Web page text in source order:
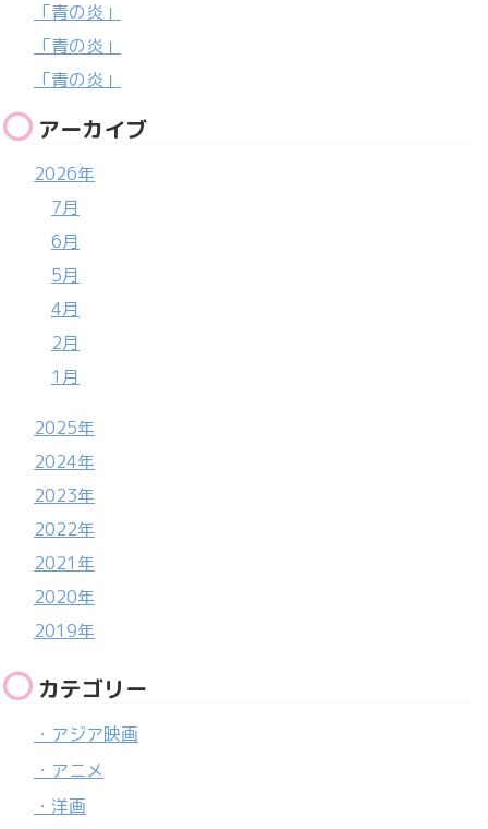
「青の炎」
「青の炎」
「青の炎」
アーカイブ
2026年
7月
6月
5月
4月
2月
1月
2025年
2024年
2023年
2022年
2021年
2020年
2019年
カテゴリー
・アジア映画
・アニメ
・洋画